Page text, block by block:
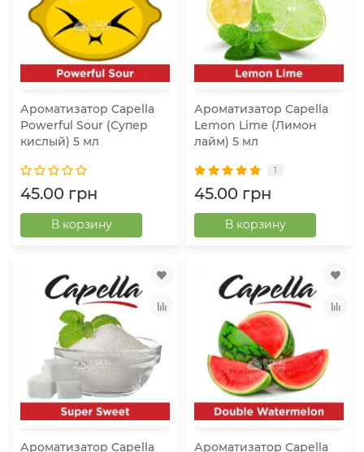
Ароматизатор Capella
Powerful Sour (Супер
кислый) 5 мл
45.00 грн
В корзину
Ароматизатор Capella
Lemon Lime (Лимон
лайм) 5 мл
1
45.00 грн
В корзину
Ароматизатор Capella
Ароматизатор Capella